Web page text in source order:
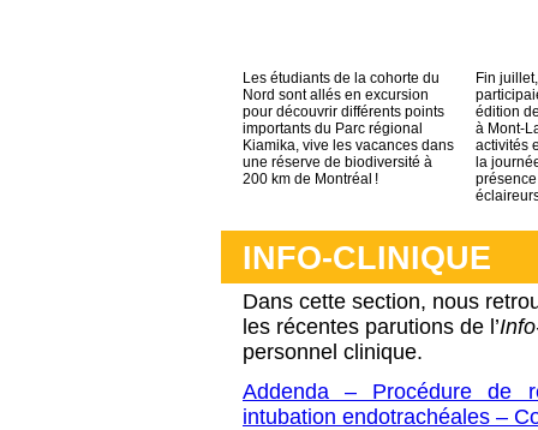
Les étudiants de la cohorte du
Nord sont allés en excursion
pour découvrir différents points
importants du Parc régional
Kiamika, vive les vacances dans
une réserve de biodiversité à
200 km de Montréal !
Fin
édition
à Mont-
activités
la
INFO-CLINIQUE
Dans cette section, nous
les récentes parutions de l’
personnel clinique.
Addenda – Procédure de
intubation endotrachéales –